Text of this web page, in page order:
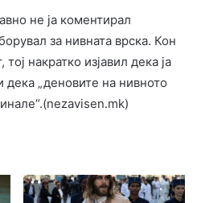
не ја коментирал
за нивната врска. Кон
накратко изјавил дека ја
дека „деновите на нивното